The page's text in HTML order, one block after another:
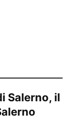
Salerno, il